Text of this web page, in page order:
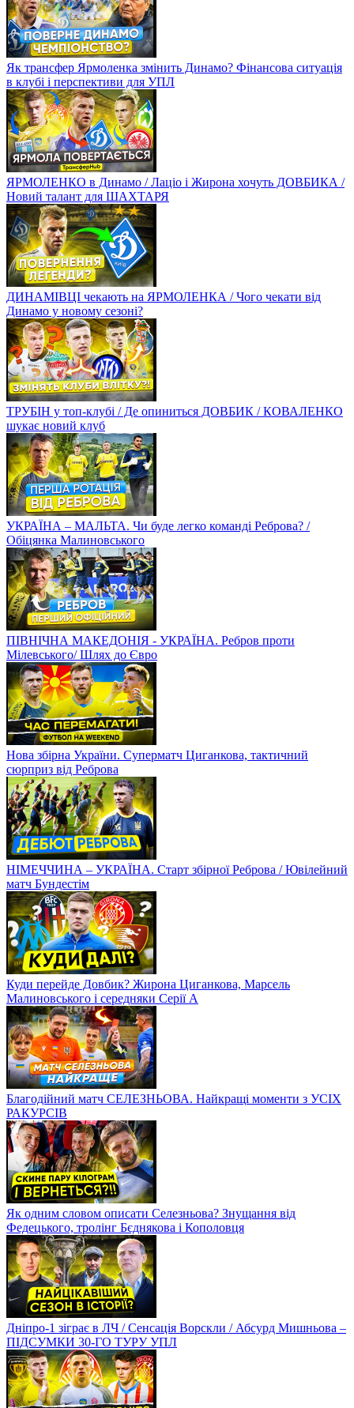
Як трансфер Ярмоленка змінить Динамо? Фінансова ситуація
в клубі і перспективи для УПЛ
ЯРМОЛЕНКО в Динамо / Лаціо і Жирона хочуть ДОВБИКА /
Новий талант для ШАХТАРЯ
ДИНАМІВЦІ чекають на ЯРМОЛЕНКА / Чого чекати від
Динамо у новому сезоні?
ТРУБІН у топ-клубі / Де опиниться ДОВБИК / КОВАЛЕНКО
шукає новий клуб
УКРАЇНА – МАЛЬТА. Чи буде легко команді Реброва? /
Обіцянка Малиновського
ПІВНІЧНА МАКЕДОНІЯ - УКРАЇНА. Ребров проти
Мілевського/ Шлях до Євро
Нова збірна України. Суперматч Циганкова, тактичний
сюрприз від Реброва
НІМЕЧЧИНА – УКРАЇНА. Старт збірної Реброва / Ювілейний
матч Бундестім
Куди перейде Довбик? Жирона Циганкова, Марсель
Малиновського і середняки Серії А
Благодійний матч СЕЛЕЗНЬОВА. Найкращі моменти з УСІХ
РАКУРСІВ
Як одним словом описати Селезньова? Знущання від
Федецького, тролінг Бєднякова і Кополовця
Дніпро-1 зіграє в ЛЧ / Сенсація Ворскли / Абсурд Мишньова –
ПІДСУМКИ 30-ГО ТУРУ УПЛ